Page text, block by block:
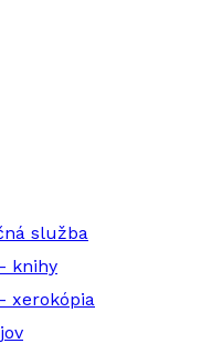
služba
knihy
xerokópia